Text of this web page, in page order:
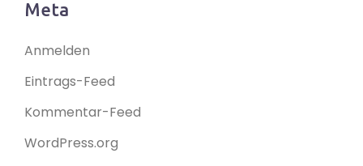
Meta
Anmelden
Eintrags-Feed
Kommentar-Feed
WordPress.org